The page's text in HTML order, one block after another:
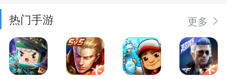
热门手游 更多